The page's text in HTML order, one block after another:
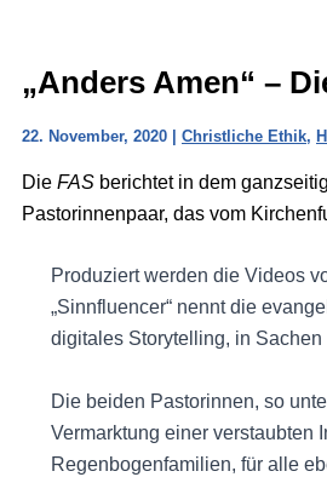
„Anders Amen“ –
22. November, 2020 | Christliche Ethik,
Die FAS berichtet in dem
Pastorinnenpaar, das vom
Produziert werden die Videos
„Sinnfluencer“ nennt die
digitales Storytelling, in
Die beiden Pastorinnen, so
Vermarktung einer verstaubten
Regenbogenfamilien, für alle